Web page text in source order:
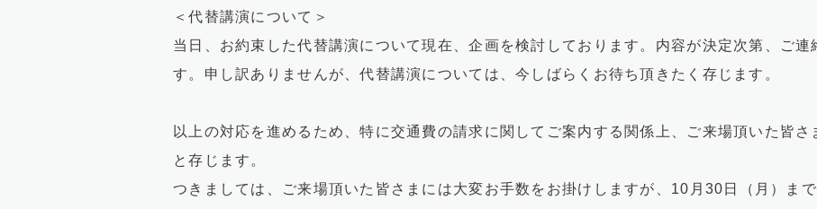
＜代替講演について＞
当日、お約束した代替講演について現在、企画を検討しております。内容が決定次第、ご連
す。申し訳ありませんが、代替講演については、今しばらくお待ち頂きたく存じます。
以上の対応を進めるため、特に交通費の請求に関してご案内する関係上、ご来場頂いた皆
と存じます。
つきましては、ご来場頂いた皆さまには大変お手数をお掛けしますが、10月30日（月）ま